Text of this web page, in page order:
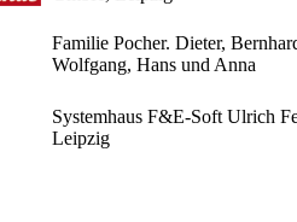
Familie Pocher. Dieter,
Wolfgang, Hans und Anna
Systemhaus F&E-Soft Ulrich
Leipzig